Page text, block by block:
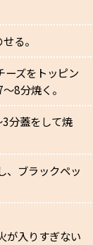
る。
ーズをトッピン
8分焼く。
分蓋をして焼
、ブラックペッ
が入りすぎない